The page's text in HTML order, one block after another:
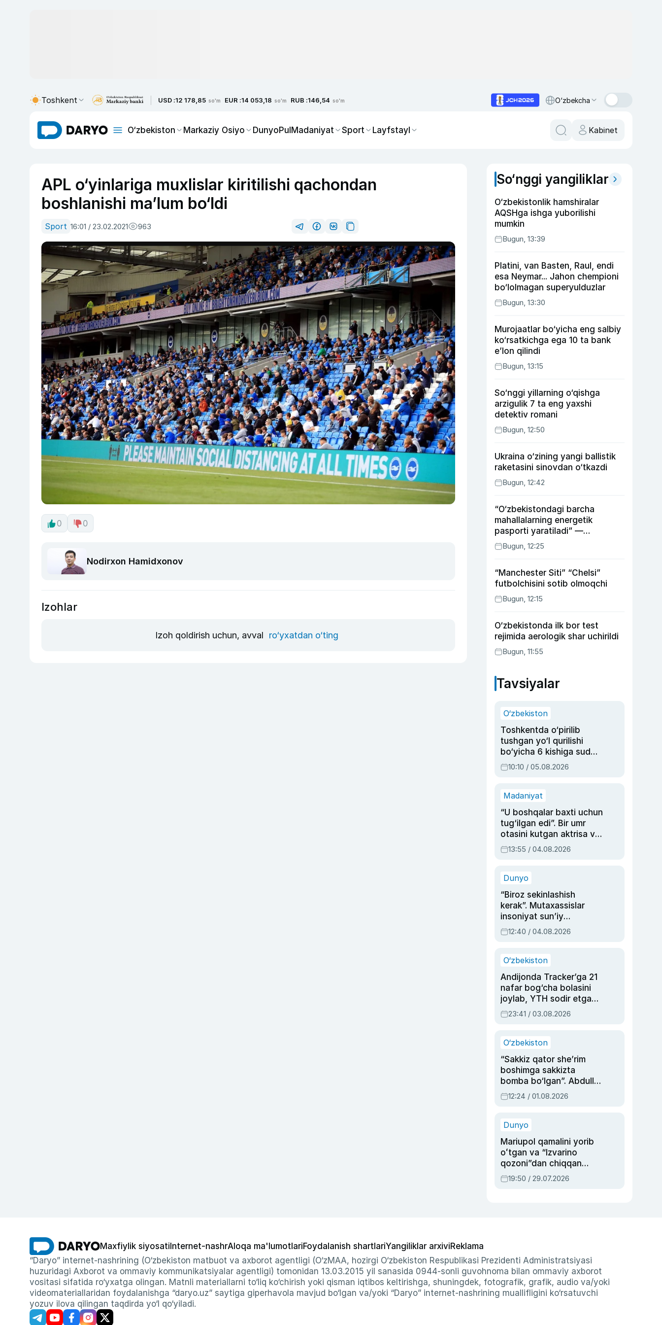
Toshkent USD :12 178,85 so'm EUR :14 053,18 so'm RUB :146,54 so'm O‘zbekcha
O‘zbekiston Markaziy Osiyo DunyoPulMadaniyat Sport Layfstayl Kabinet
APL o‘yinlariga muxlislar kiritilishi qachondan
boshlanishi ma’lum bo‘ldi
Sport 16:01 / 23.02.2021 963
0 0
Nodirxon Hamidxonov
Izohlar
Izoh qoldirish uchun, avval ro‘yxatdan o‘ting
So‘nggi yangiliklar
O‘zbekistonlik hamshiralar
AQSHga ishga yuborilishi
mumkin
Bugun, 13:39
Platini, van Basten, Raul, endi
esa Neymar... Jahon chempioni
bo‘lolmagan superyulduzlar
Bugun, 13:30
Murojaatlar bo‘yicha eng salbiy
ko‘rsatkichga ega 10 ta bank
e’lon qilindi
Bugun, 13:15
So‘nggi yillarning o‘qishga
arzigulik 7 ta eng yaxshi
detektiv romani
Bugun, 12:50
Ukraina o‘zining yangi ballistik
raketasini sinovdan o‘tkazdi
Bugun, 12:42
“O‘zbekistondagi barcha
mahallalarning energetik
pasporti yaratiladi” —
energetika vaziri
Bugun, 12:25
“Manchester Siti” “Chelsi”
futbolchisini sotib olmoqchi
Bugun, 12:15
O‘zbekistonda ilk bor test
rejimida aerologik shar uchirildi
Bugun, 11:55
Tavsiyalar
O‘zbekiston
Toshkentda o‘pirilib
tushgan yo‘l qurilishi
bo‘yicha 6 kishiga sud
hukmi o‘qildi
10:10 / 05.08.2026
Madaniyat
“U boshqalar baxti uchun
tug‘ilgan edi”. Bir umr
otasini kutgan aktrisa va
dublyaj ustasi Rimma
Ahmedovaning
13:55 / 04.08.2026
Dunyo
“Biroz sekinlashish
kerak”. Mutaxassislar
insoniyat sun’iy
intellektni boshqara
olmay qolishidan xavotir
12:40 / 04.08.2026
O‘zbekiston
Andijonda Tracker’ga 21
nafar bog‘cha bolasini
joylab, YTH sodir etgan
ayolga sud hukmi o‘qildi
23:41 / 03.08.2026
O‘zbekiston
“Sakkiz qator she’rim
boshimga sakkizta
bomba bo‘lgan”. Abdulla
Oripovni siyosiy
ayblovlardan asrab
12:24 / 01.08.2026
Dunyo
Mariupol qamalini yorib
oʻtgan va “Izvarino
qozoni”dan chiqqan
qahramon — Ukraina
armiyasi bosh
19:50 / 29.07.2026
Maxfiylik siyosati Internet-nashrAloqa ma'lumotlariFoydalanish shartlariYangiliklar arxiviReklama
“Daryo” internet-nashrining (O‘zbekiston matbuot va axborot agentligi (O‘zMAA, hozirgi O‘zbekiston Respublikasi Prezidenti Administratsiyasi
huzuridagi Axborot va ommaviy kommunikatsiyalar agentligi) tomonidan 13.03.2015 yil sanasida 0944-sonli guvohnoma bilan ommaviy axborot
vositasi sifatida ro‘yxatga olingan. Matnli materiallarni to‘liq ko‘chirish yoki qisman iqtibos keltirishga, shuningdek, fotografik, grafik, audio va/yoki
videomateriallaridan foydalanishga “daryo.uz” saytiga giperhavola mavjud bo‘lgan va/yoki “Daryo” internet-nashrining muallifligini ko‘rsatuvchi
yozuv ilova qilingan taqdirda yo‘l qo‘yiladi.